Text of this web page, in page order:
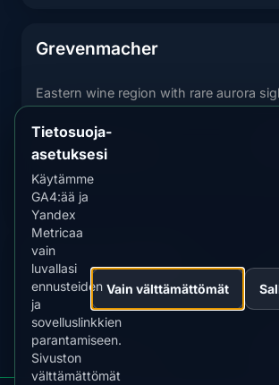
Grevenmacher
Eastern wine region with rare aurora
NYKYINEN TILA
Epätodennäköinen
Esch-sur-Alzette
Southern city with rare northern lights
NYKYINEN TILA
Epätodennäköinen
Tietosuoja-
asetuksesi
Käytämme
GA4:ää ja
Yandex
Metricaa
vain
luvallasi
ennusteiden
ja
sovelluslinkkien
parantamiseen.
Sivuston
välttämättömät
Vain välttämättömät